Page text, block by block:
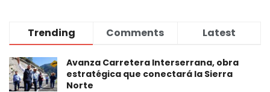
Trending Comments Latest
Avanza Carretera Interserrana, obra
estratégica que conectará la Sierra
Norte